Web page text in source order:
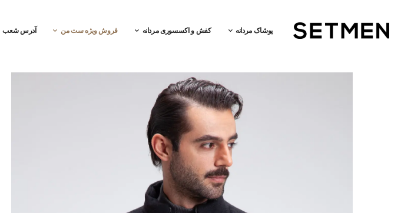
پوشاک مردانه کفش و اکسسوری مردانه فروش ویژه ست من آدرس شعب